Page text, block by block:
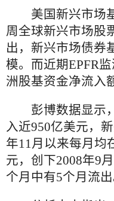
美国新兴市场基
周全球新兴市场股
出，新兴市场债券
模。而近期EPFR
洲股基资金净流入
彭博数据显示，
入近950亿美元，
年11月以来每月均
元，创下2008年9
个月中有5个月流出